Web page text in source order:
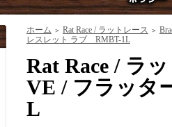
ホーム ＞ Rat Race / ラットレース ＞
レスレット ラブ RMBT-1L
Rat Race / ラ
VE / フラッタ
L